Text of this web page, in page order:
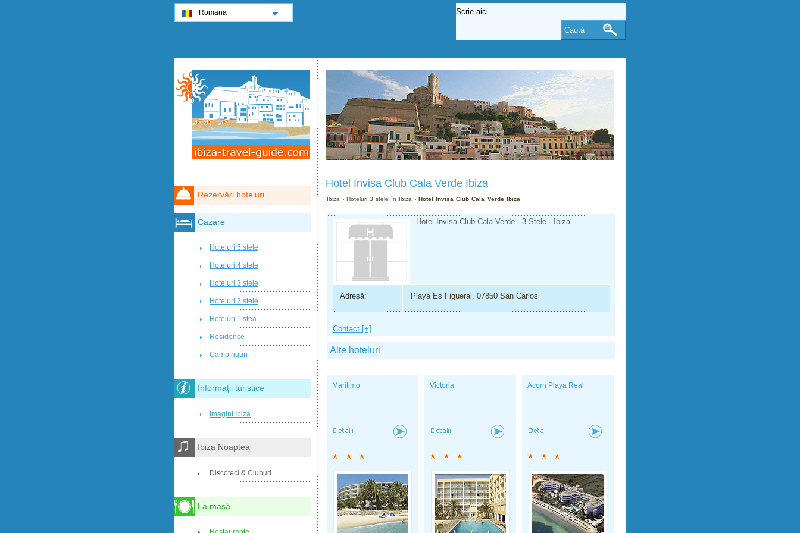
Hotel Invisa Club Cala Verde Ibiza
Ibiza ›Hoteluri 3 stele în Ibiza › Hotel Invisa Club Cala Verde Ibiza
Hotel Invisa Club Cala Verde - 3 Stele - Ibiza
Adresă: Playa Es Figueral, 07850 San Carlos
Contact [+]
Alte hoteluri
Maritimo Victoria Acorn Playa Real
Rezervări hoteluri
Cazare
Hoteluri 5 stele
Hoteluri 4 stele
Hoteluri 3 stele
Hoteluri 2 stele
Hoteluri 1 stea
Residence
Campinguri
Informații turistice
Imagini Ibiza
Ibiza Noaptea
Discoteci & Cluburi
La masă
Romana
Caută